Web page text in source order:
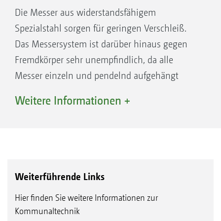
Überwachung zuverlässig Schäden an der
Maschine verhindert, während die
Geräuschentwicklung und Staubentwicklung
weitestgehend reduziert werden.
Geräuscharmes, weitgehend staubfreies
Arbeiten mit höchster Schlagkraft und
präzisem Arbeitsbild – komfortabel und
geschnittene und gehäckselte Mähgut auf der
gemähten Fläche liegen. Ebenso kann optional
das BladeCut-Sichelmähwerk für die
Die Messer aus widerstandsfähigem
Spezialstahl sorgen für geringen Verschleiß.
Das Messersystem ist darüber hinaus gegen
Fremdkörper sehr unempfindlich, da alle
Messer einzeln und pendelnd aufgehängt
SmartCut-Mähwerk werkzeuglos, zeitsparend
Weitere Informationen +
Weiterführende Links
Hier finden Sie weitere Informationen zur
Kommunaltechnik